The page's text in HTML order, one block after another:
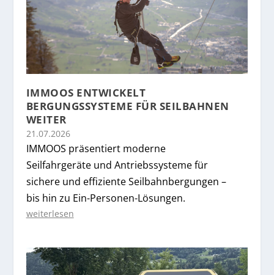
IMMOOS ENTWICKELT
BERGUNGSSYSTEME FÜR SEILBAHNEN
WEITER
21.07.2026
IMMOOS präsentiert moderne
Seilfahrgeräte und Antriebssysteme für
sichere und effiziente Seilbahnbergungen –
bis hin zu Ein-Personen-Lösungen.
weiterlesen